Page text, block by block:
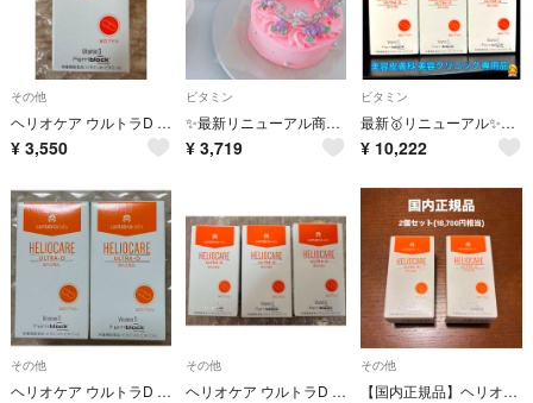
その他
ヘリオケア ウルトラD 30錠 Heliocare
¥ 3,550
ビタミン
✨最新リニューアル商品✨ヘリオケア ウルトラD🏖️🌞美容クリニック専用品です🥇👩‍⚕️
¥ 3,719
ビタミン
最新🥇リニューアル✨ヘリオケア ウルトラD🌞美容クリニック専用品👩‍⚕️
¥ 10,222
その他
ヘリオケア ウルトラD ※2個セット※
その他
ヘリオケア ウルトラD ※3個セット
その他
【国内正規品】ヘリオケア ウルトラD 30カプセル 2個セット‪‪